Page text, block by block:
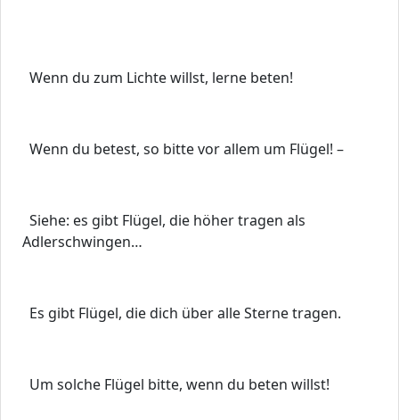
Wenn du zum Lichte willst, lerne beten!
Wenn du betest, so bitte vor allem um Flügel! –
Siehe: es gibt Flügel, die höher tragen als
Adlerschwingen…
Es gibt Flügel, die dich über alle Sterne tragen.
Um solche Flügel bitte, wenn du beten willst!